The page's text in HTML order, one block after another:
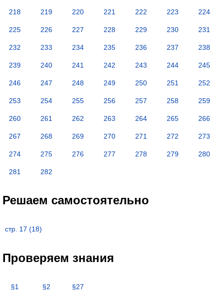
218 219 220 221 222 223 224
225 226 227 228 229 230 231
232 233 234 235 236 237 238
239 240 241 242 243 244 245
246 247 248 249 250 251 252
253 254 255 256 257 258 259
260 261 262 263 264 265 266
267 268 269 270 271 272 273
274 275 276 277 278 279 280
281 282
Решаем самостоятельно
стр. 17 (18)
Проверяем знания
§1 §2 §27